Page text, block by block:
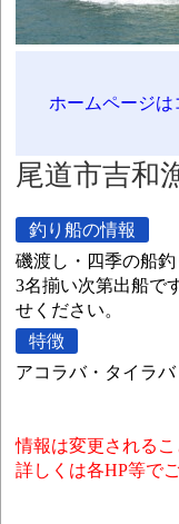
ホームページは
尾道市吉和
釣り船の情報
磯渡し・四季の船
3名揃い次第出船で
せください。
特徴
アコラバ・タイラ
情報は変更されるこ
詳しくは各HP等で